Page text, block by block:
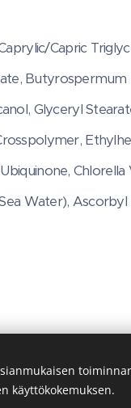
Capric
Butyrospermum
Glyceryl
Water),
Kuvat -
käyttökokemuksen.